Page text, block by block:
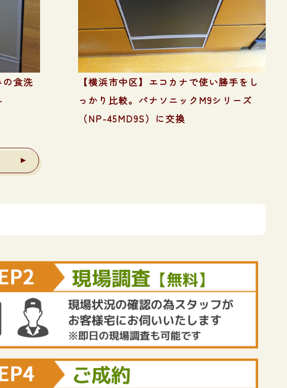
の食洗
【横浜市中区】エコカナで使い勝手をし
っかり比較。パナソニックM9シリーズ
（NP-45MD9S）に交換